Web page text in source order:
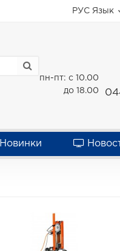
РУС Язык
пн-пт: с 10.00
до 18.00
Новинки